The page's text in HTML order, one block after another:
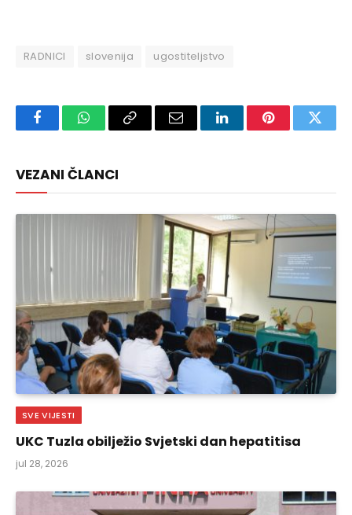
RADNICI slovenija ugostiteljstvo
FacebookWhatsAppCopy
Email LinkedInPinterest
VEZANI ČLANCI
SVE VIJESTI
UKC Tuzla obilježio Svjetski dan hepatitisa
jul 28, 2026